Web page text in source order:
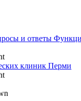
и ответы
клиник Перми